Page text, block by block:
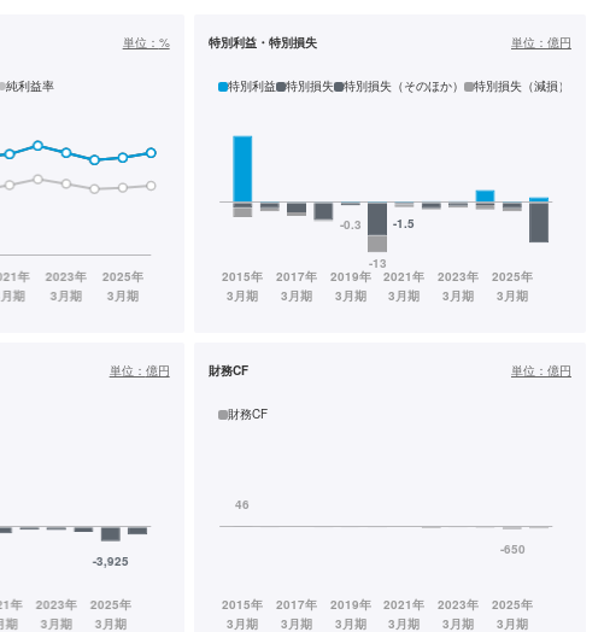
単位： %
純利益率
特別利益・特別損失 単位： 億円
特別利益 特別損失 特別損失（そのほか） 特別損失（減損）
単位： 億円 財務CF 単位： 億円
財務CF